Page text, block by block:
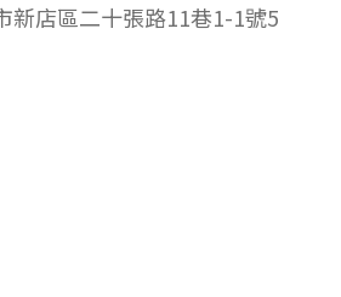
新店區二十張路11巷1-1號5